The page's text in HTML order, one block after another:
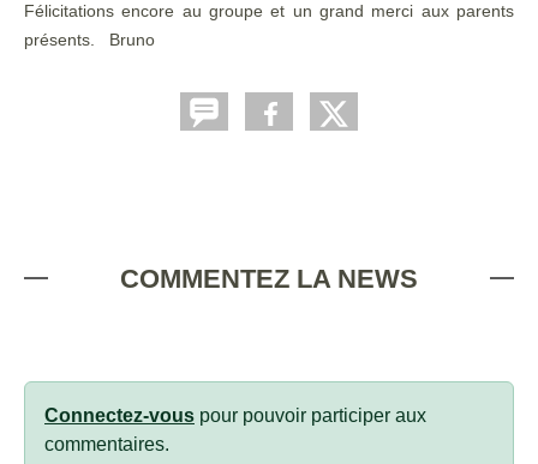
Félicitations encore au groupe et un grand merci aux parents
présents. Bruno
COMMENTEZ LA NEWS
Connectez-vous pour pouvoir participer aux
commentaires.